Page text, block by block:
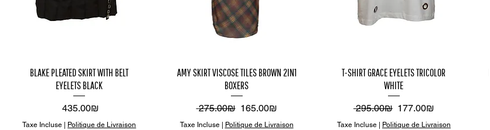
Aperçu
rapide
BLAKE PLEATED SKIRT WITH BELT
EYELETS BLACK
Prix ‏435.00 ‏₪
Taxe Incluse Politique de Livraison
Aperçu
rapide
AMY SKIRT VISCOSE TILES BROWN 2IN1
BOXERS
Prix original
‏275.00 ‏₪ Prix promotionnel
‏165.00 ‏₪
Taxe Incluse| Politique de Livraison
Aperçu
rapide
T-SHIRT GRACE EYELETS TRICOLOR
WHITE
Prix original
‏295.00 ‏₪ Prix promotionnel
‏177.00 ‏₪
Taxe Incluse| Politique de Livraison